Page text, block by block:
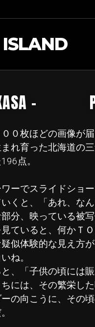
-
０枚ほどの画像が届
れ育った北海道の
点。
ーでスライドショ
くと、「あれ、な
分、映っている被
ていると、何かＴ
似体験的な見え方が
ね。
、「子供の頃には
には、その繁栄し
の向こうに、その